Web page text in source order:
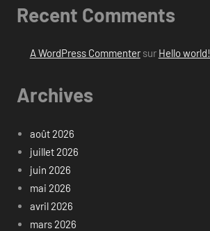
Recent Comments
A WordPress Commentersur Hello world!
Archives
août 2026
juillet 2026
juin 2026
mai 2026
avril 2026
mars 2026